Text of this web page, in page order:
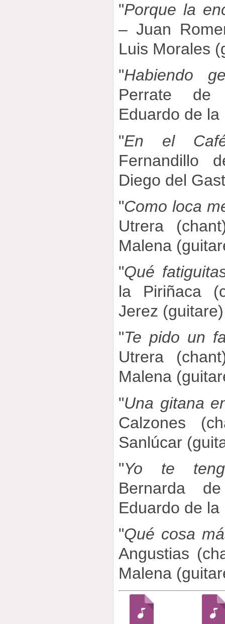
"Porque la
– Juan
Luis Morales
"Habiendo
Perrate
Eduardo de
"En el
Fernandillo
Diego del
"Como loca
Utrera
Malena
"Qué
la Piriñaca
Jerez (guitare)
"Te pido un
Utrera
Malena
"Una gitana
Calzones
Sanlúcar
"Yo te
Bernarda
Eduardo de
"Qué cosa
Angustias
Malena